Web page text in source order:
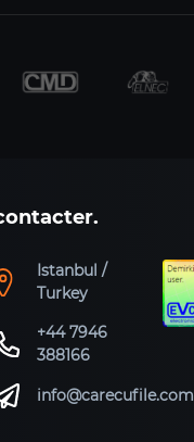
Istanbul /
Turkey
+44 7946
388166
info@carecufile.com